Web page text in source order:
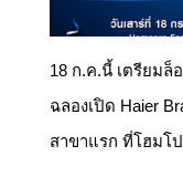
18 ก.ค.นี้ เตรียมล็
ฉลองเปิด Haier
สาขาแรก ที่โฮมโ